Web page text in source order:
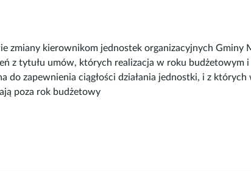
zmiany kierownikom jednostek organizacyjnych Gminy
z tytułu umów, których realizacja w roku budżetowym
do zapewnienia ciągłości działania jednostki, i z których
poza rok budżetowy